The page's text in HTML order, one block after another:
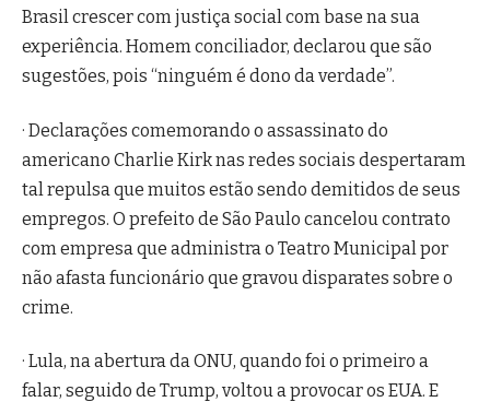
Brasil crescer com justiça social com base na sua
experiência. Homem conciliador, declarou que são
sugestões, pois “ninguém é dono da verdade”.
· Declarações comemorando o assassinato do
americano Charlie Kirk nas redes sociais despertaram
tal repulsa que muitos estão sendo demitidos de seus
empregos. O prefeito de São Paulo cancelou contrato
com empresa que administra o Teatro Municipal por
não afasta funcionário que gravou disparates sobre o
crime.
· Lula, na abertura da ONU, quando foi o primeiro a
falar, seguido de Trump, voltou a provocar os EUA. E